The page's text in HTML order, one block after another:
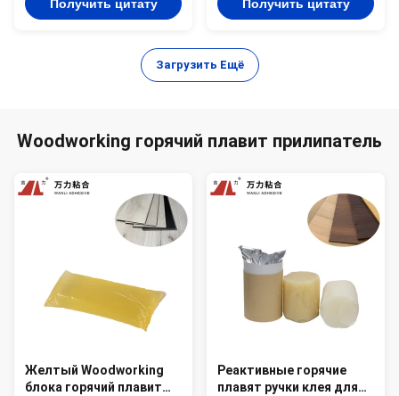
Получить цитату Получить цитату
Загрузить Ещё
Woodworking горячий плавит прилипатель
Желтый Woodworking
блока горячий плавит
Реактивные горячие
плавят ручки клея для